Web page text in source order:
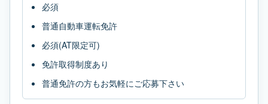
必須
普通自動車運転免許
必須(AT限定可)
免許取得制度あり
普通免許の方もお気軽にご応募下さい